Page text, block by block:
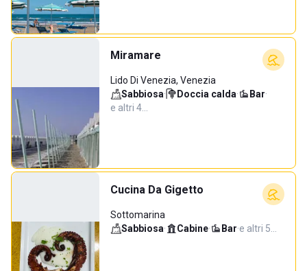
Miramare
Lido Di Venezia, Venezia
Sabbiosa· Doccia calda· Bar·
e altri 4…
Cucina Da Gigetto
Sottomarina
Sabbiosa· Cabine· Bar·e altri 5…